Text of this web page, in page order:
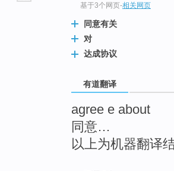
基于3个网页-相关网页
同意有关
对
达成协议
有道翻译
agree e about
同意…
以上为机器翻译